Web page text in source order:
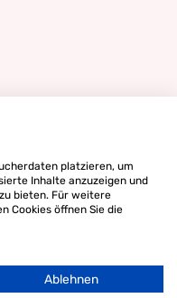
Schukken, Albertus
platzieren, um
Inhalte anzuzeigen und
bieten. Für weitere
Cookies öffnen Sie die
Ablehnen